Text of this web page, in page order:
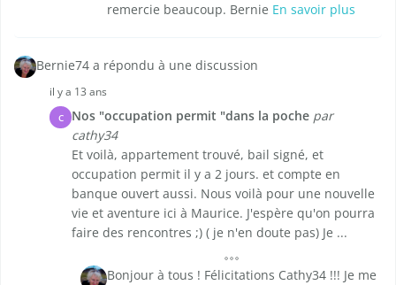
remercie beaucoup. Bernie En savoir plus
Bernie74 a répondu à une discussion
il y a 13 ans
C Nos "occupation permit "dans la poche par
cathy34
Et voilà, appartement trouvé, bail signé, et
occupation permit il y a 2 jours. et compte en
banque ouvert aussi. Nous voilà pour une nouvelle
vie et aventure ici à Maurice. J'espère qu'on pourra
faire des rencontres ;) ( je n'en doute pas) Je ...
Bonjour à tous ! Félicitations Cathy34 !!! Je me